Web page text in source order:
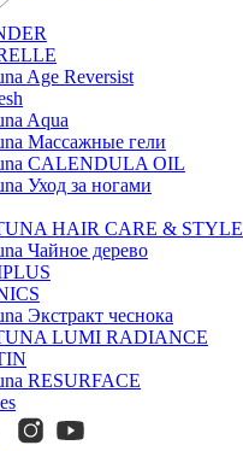
Age Reversist
Aqua
Массажные гели
CALENDULA OIL
Уход за ногами
HAIR CARE & STYLE
Чайное дерево
Экстракт чеснока
LUMI RADIANCE
RESURFACE